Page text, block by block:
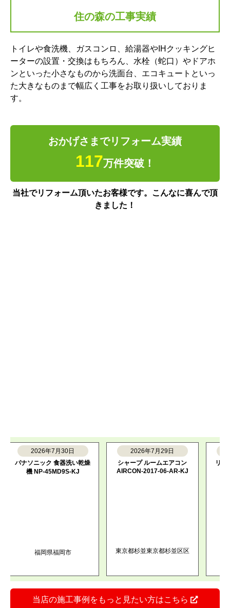
住の森の工事実績
トイレや食洗機、ガスコンロ、給湯器やIHクッキングヒ
ーターの設置・交換はもちろん、水栓（蛇口）やドアホ
ンといった小さなものから洗面台、エコキュートといっ
た大きなものまで幅広く工事をお取り扱いしておりま
す。
おかげさまでリフォーム実績
117万件突破！
当社でリフォーム頂いたお客様です。こんなに喜んで頂
きました！
2026年7月30日
ナソニック 食器洗い乾燥
機 NP-45MD9S-KJ
福岡県福岡市
2026年7月29日
シャープ ルームエアコン
AIRCON-2017-06-AR-KJ
東京都杉並東京都杉並区区
リンナイ
当店の施工事例をもっと見たい方はこちら